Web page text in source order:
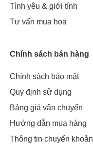
Tình yêu & giới tính
Tư vấn mua hoa
Chính sách bán hàng
Chính sách bảo mật
Quy định sử dụng
Bảng giá vận chuyển
Hướng dẫn mua hàng
Thông tin chuyển khoản